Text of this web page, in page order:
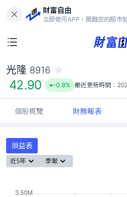
財富自由
立即使用APP，開啟您的股市
42.90
-0.8%
光隆 8916
42.90 -0.8% 最近更新時間：
個股概覽 財務報表
損益表
近5年 季報